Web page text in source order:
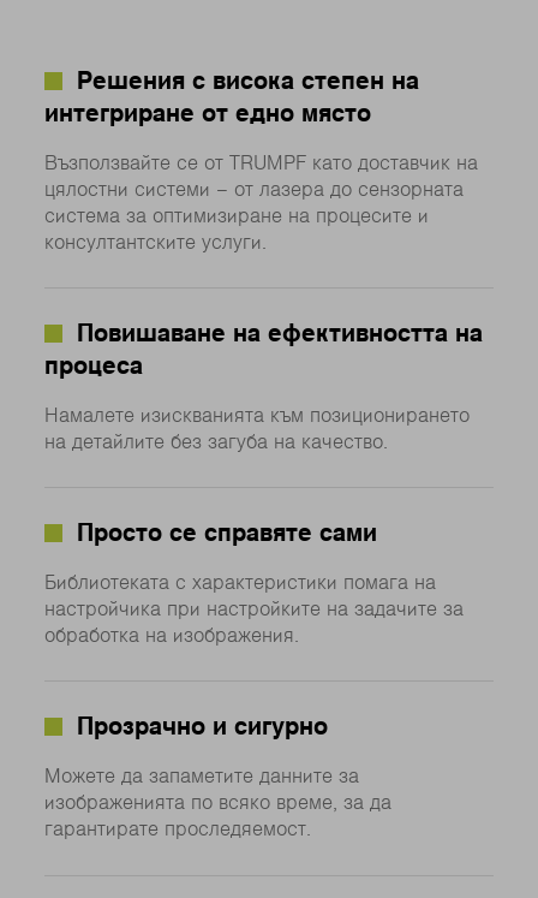
Решения с висока степен на
интегриране от едно място
Възползвайте се от TRUMPF като доставчик на
цялостни системи – от лазера до сензорната
система за оптимизиране на процесите и
консултантските услуги.
Повишаване на ефективността на
процеса
Намалете изискванията към позиционирането
на детайлите без загуба на качество.
Просто се справяте сами
Библиотеката с характеристики помага на
настройчика при настройките на задачите за
обработка на изображения.
Прозрачно и сигурно
Можете да запаметите данните за
изображенията по всяко време, за да
гарантирате проследяемост.